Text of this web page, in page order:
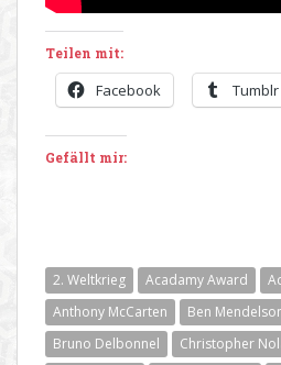
Teilen mit:
Facebook Tumblr
Gefällt mir:
2. Weltkrieg Acadamy Award
Anthony McCarten
Ben
Bruno Delbonnel
Christopher